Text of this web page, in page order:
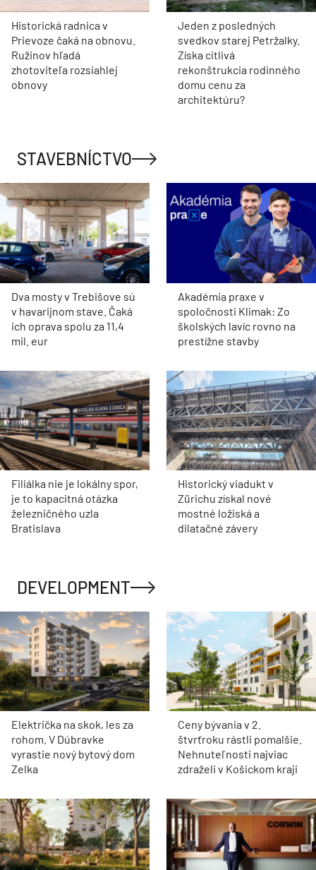
Historická radnica v
Prievoze čaká na obnovu.
Ružinov hľadá
zhotoviteľa rozsiahlej
obnovy
Jeden z posledných
svedkov starej Petržalky.
Získa citlivá
rekonštrukcia rodinného
domu cenu za
architektúru?
STAVEBNÍCTVO
Dva mosty v Trebišove sú
v havarijnom stave. Čaká
ich oprava spolu za 11,4
mil. eur
Akadémia praxe v
spoločnosti Klimak: Zo
školských lavíc rovno na
prestížne stavby
Filiálka nie je lokálny spor,
je to kapacitná otázka
železničného uzla
Bratislava
Historický viadukt v
Zürichu získal nové
mostné ložiská a
dilatačné závery
DEVELOPMENT
Električka na skok, les za
rohom. V Dúbravke
vyrastie nový bytový dom
Zelka
Ceny bývania v 2.
štvrťroku rástli pomalšie.
Nehnuteľnosti najviac
zdraželi v Košickom kraji